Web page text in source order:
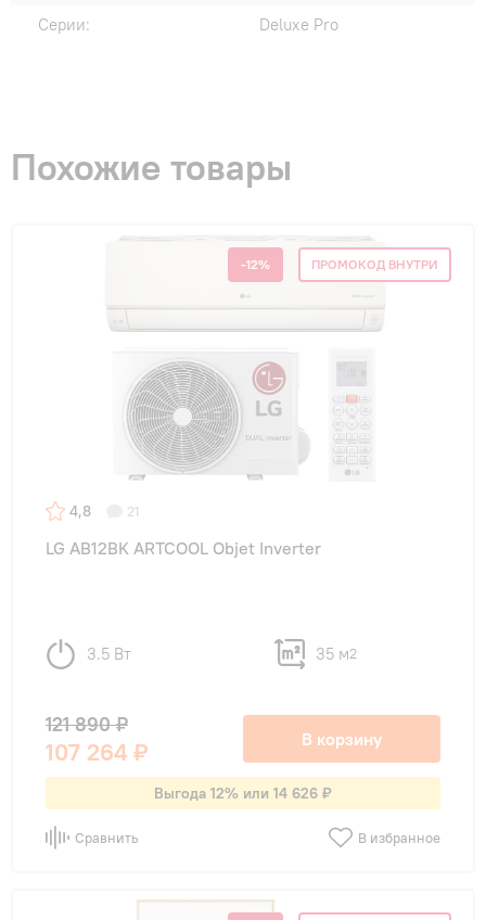
Серии: Deluxe Pro
Похожие товары
-12% ПРОМОКОД ВНУТРИ
4,8 21
LG AB12BK ARTCOOL Objet Inverter
3.5 Вт 35 м2
121 890 ₽
107 264 ₽ В корзину
Выгода 12% или 14 626 ₽
Сравнить В избранное